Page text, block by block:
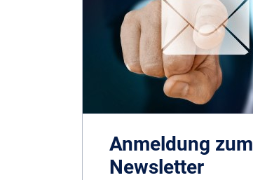
Anmeldung zum
Newsletter